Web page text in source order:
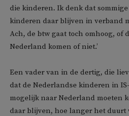
die kinderen. Ik denk dat
kinderen daar blijven in verband
Ach, de btw gaat toch omhoog, of
Nederland komen of niet.’
Een vader van in de dertig, die
dat de Nederlandse kinderen in
mogelijk naar Nederland moeten
daar blijven, hoe langer het duurt